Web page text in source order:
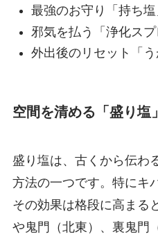
最強のお守り「持ち塩
邪気を払う「浄化スプ
外出後のリセット「う
空間を清める「盛り塩」
盛り塩は、古くから伝わ
方法の一つです。特にキ
その効果は格段に高まる
や鬼門（北東）、裏鬼門